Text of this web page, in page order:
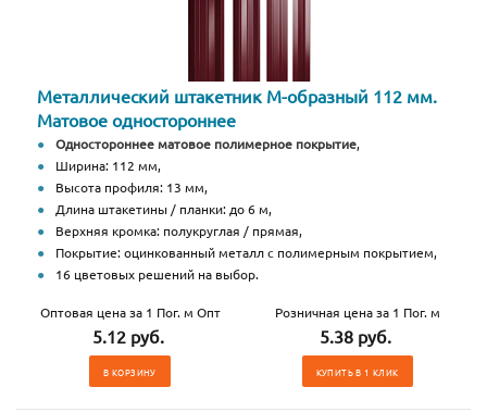
Металлический штакетник М-образный 112 мм.
Матовое одностороннее
Одностороннее матовое полимерное покрытие,
Ширина: 112 мм,
Высота профиля: 13 мм,
Длина штакетины / планки: до 6 м,
Верхняя кромка: полукруглая / прямая,
Покрытие: оцинкованный металл с полимерным покрытием,
16 цветовых решений на выбор.
Оптовая цена за 1 Пог. м Опт
5.12 руб.
В КОРЗИНУ
Розничная цена за 1 Пог. м
5.38 руб.
КУПИТЬ В 1 КЛИК